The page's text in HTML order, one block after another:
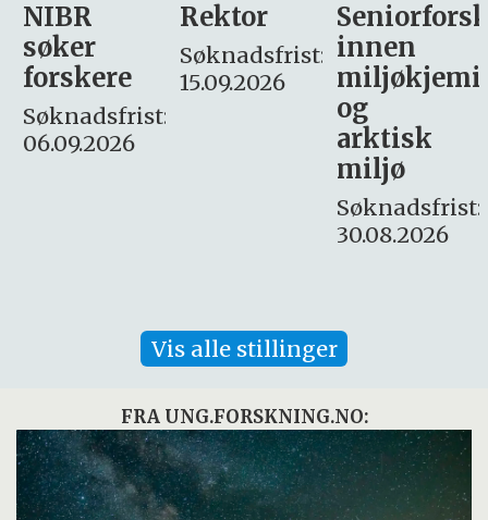
Rektor
Søknadsfrist:
15.09.2026
Seniorforsker
innen
miljøkjemi
søker
– fast
Søknadsfrist:
16. august.
Vis alle stillinger
FRA UNG.FORSKNING.NO: